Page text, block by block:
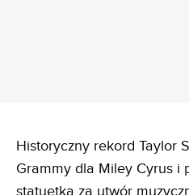
Historyczny rekord Taylor
Grammy dla Miley Cyrus i
statuetka za utwór